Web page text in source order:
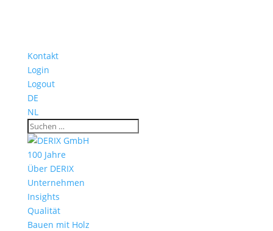
Kontakt
Login
Logout
DE
NL
100 Jahre
Über DERIX
Unternehmen
Insights
Qualität
Bauen mit Holz